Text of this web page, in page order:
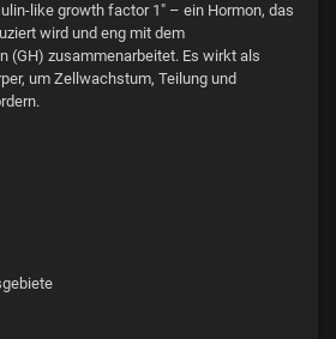
like growth factor 1" – ein Hormon, das
wird und eng mit dem
(GH) zusammenarbeitet. Es wirkt als
um Zellwachstum, Teilung und